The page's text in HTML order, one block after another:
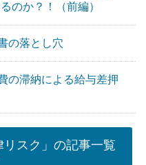
のか？！（前編）
の落とし穴
の滞納による給与差押
リスク」の記事一覧